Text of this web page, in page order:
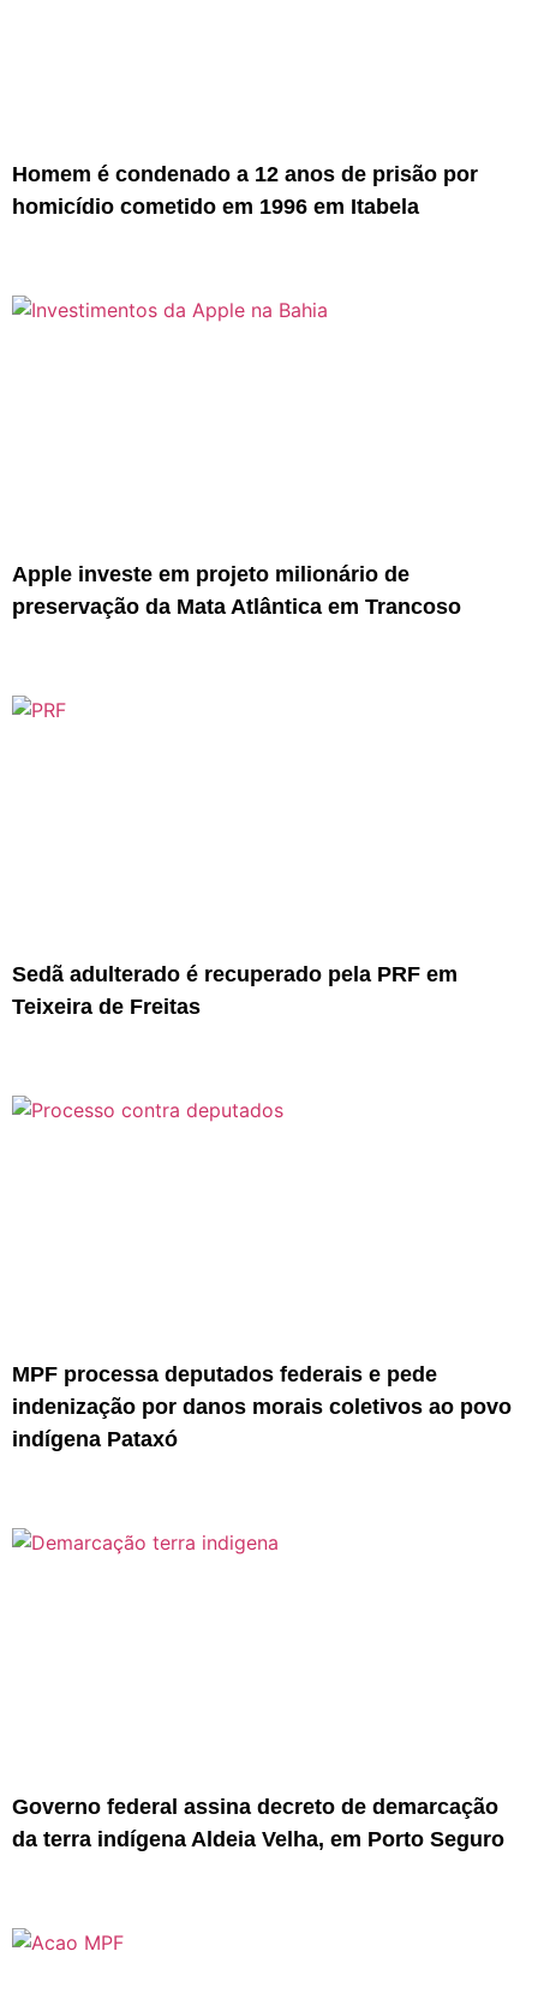
Homem é condenado a 12 anos de prisão por
homicídio cometido em 1996 em Itabela
Apple investe em projeto milionário de
preservação da Mata Atlântica em Trancoso
Sedã adulterado é recuperado pela PRF em
Teixeira de Freitas
MPF processa deputados federais e pede
indenização por danos morais coletivos ao povo
indígena Pataxó
Governo federal assina decreto de demarcação
da terra indígena Aldeia Velha, em Porto Seguro